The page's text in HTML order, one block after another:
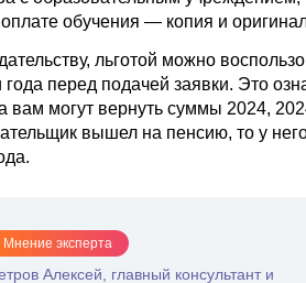
обучения — копия и
льготой можно
года перед подачей заявки. Это
вам могут вернуть суммы 2024,
вышел на пенсию, то у
Мнение эксперта
Алексей, главный консультант и